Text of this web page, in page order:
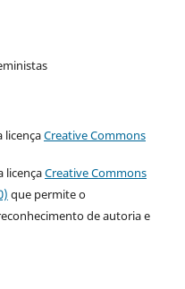
licençaCreative Commons
licençaCreative Commons
que permite o
de autoria e